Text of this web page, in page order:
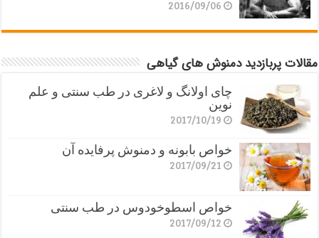
2016/09/06
مقالات پربازدید دمنوش های گیاهی
چای اولانگ و لاغری در طب سنتی و علم
نوین
2017/10/19
خواص بابونه و دمنوش پرفایده آن
2017/09/21
خواص اسطوخودوس در طب سنتی
2017/09/12